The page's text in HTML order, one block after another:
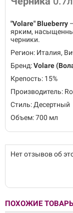
"Volare" Blueberry
ярким,
черники.
Регион: Италия,
Бренд:Volare
Крепость: 15%
Производитель:
Стиль: Десертный
Объем: 700 мл
Нет отзывов об
ПОХОЖИЕ